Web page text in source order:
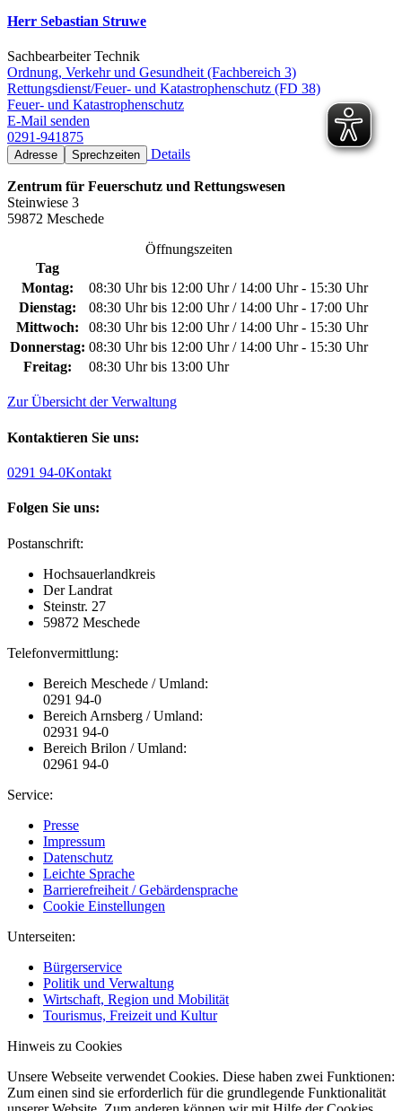
Herr Sebastian Struwe
Sachbearbeiter Technik
Ordnung, Verkehr und Gesundheit (Fachbereich 3)
Rettungsdienst/Feuer- und Katastrophenschutz (FD 38)
Feuer- und Katastrophenschutz
E-Mail senden
0291-941875
Adresse Sprechzeiten Details
Zentrum für Feuerschutz und Rettungswesen
Steinwiese 3
59872 Meschede
Öffnungszeiten
Tag
Montag:
08:30 Uhr bis 12:00 Uhr / 14:00 Uhr - 15:30 Uhr
Dienstag:
08:30 Uhr bis 12:00 Uhr / 14:00 Uhr - 17:00 Uhr
Mittwoch:
08:30 Uhr bis 12:00 Uhr / 14:00 Uhr - 15:30 Uhr
Donnerstag: 08:30 Uhr bis 12:00 Uhr / 14:00 Uhr - 15:30 Uhr
Freitag:
08:30 Uhr bis 13:00 Uhr
Zur Übersicht der Verwaltung
Kontaktieren Sie uns:
0291 94-0Kontakt
Folgen Sie uns:
Postanschrift:
Hochsauerlandkreis
Der Landrat
Steinstr. 27
59872 Meschede
Telefonvermittlung:
Bereich Meschede / Umland:
0291 94-0
Bereich Arnsberg / Umland:
02931 94-0
Bereich Brilon / Umland:
02961 94-0
Service:
Presse
Impressum
Datenschutz
Leichte Sprache
Barrierefreiheit / Gebärdensprache
Cookie Einstellungen
Unterseiten:
Bürgerservice
Politik und Verwaltung
Wirtschaft, Region und Mobilität
Tourismus, Freizeit und Kultur
Hinweis zu Cookies
Unsere Webseite verwendet Cookies. Diese haben zwei Funktionen:
Zum einen sind sie erforderlich für die grundlegende Funktionalität